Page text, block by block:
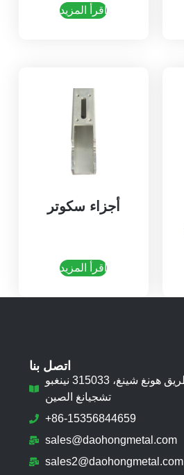
اقرأ المزيد
أجزاء سكوتر
اقرأ المزيد
اتصل بنا
المنطقة الصناعية أ طريق هونغ شينغ، 315033 نينغبو
تشجيانغ الصين
+86-15356844659
sales@daohongmetal.com
sales2@daohongmetal.com